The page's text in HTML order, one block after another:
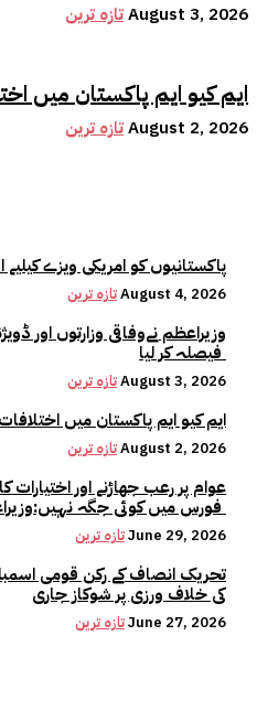
تازہ ترینAugust 3, 2026
ایم کیو ایم پاکستان میں
تازہ ترینAugust 2, 2026
پاکستانیوں کو امریکی ویزے
تازہ ترینAugust 4, 2026
وزیراعظم نےوفاقی وزارتوں اور
تازہ ترینAugust 3, 2026
ایم کیو ایم پاکستان میں
تازہ ترینAugust 2, 2026
عوام پر رعب جھاڑنے اور اختیارات
تازہ ترینJune 29, 2026
تحریک انصاف کے رکن قومی
کی خلاف ورزی پر شوکاز جاری
تازہ ترینJune 27, 2026